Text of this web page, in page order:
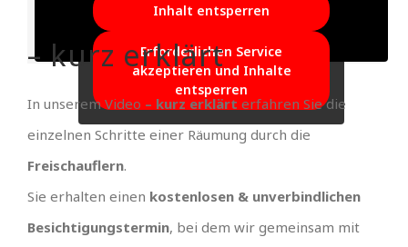
Inhalt entsperren
Erforderlichen Service
akzeptieren und Inhalte
entsperren
– kurz erklärt
In unserem Video – kurz erklärt erfahren Sie die
einzelnen Schritte einer Räumung durch die
Freischauflern.
Sie erhalten einen kostenlosen & unverbindlichen
Besichtigungstermin, bei dem wir gemeinsam mit